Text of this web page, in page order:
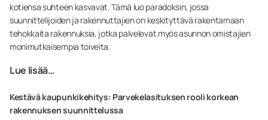
kotiensa suhteen kasvavat. Tämä luo paradoksin, jossa
suunnittelijoiden ja rakennuttajien on keskityttävä rakentamaan
tehokkaita rakennuksia, jotka palvelevat myös asunnon omistajien
monimutkaisempia toiveita.
Lue lisää…
Kestävä kaupunkikehitys: Parvekelasituksen rooli korkean
rakennuksen suunnittelussa